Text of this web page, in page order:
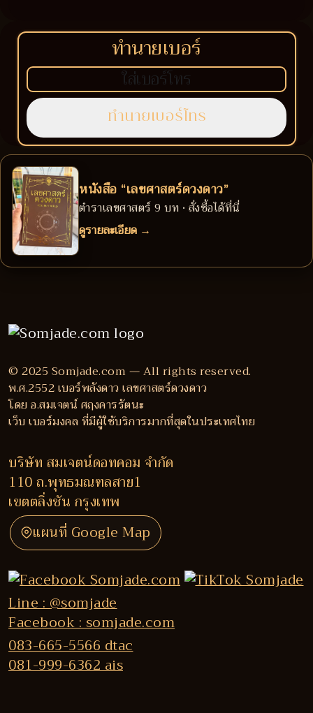
ทำนายเบอร์
หนังสือ “เลขศาสตร์ดวงดาว”
ตำราเลขศาสตร์ 9 บท • สั่งซื้อได้ที่นี่
ดูรายละเอียด →
© 2025 Somjade.com — All rights reserved.
พ.ศ.2552 เบอร์พลังดาว เลขศาสตร์ดวงดาว
โดย อ.สมเจตน์ ศฤงคารรัตนะ
เว็บ เบอร์มงคล ที่มีผู้ใช้บริการมากที่สุดในประเทศไทย
บริษัท สมเจตน์ดอทคอม จำกัด
110 ถ.พุทธมณฑลสาย1
เขตตลิ่งชัน กรุงเทพ
แผนที่ Google Map
Line : @somjade
Facebook : somjade.com
083-665-5566 dtac
081-999-6362 ais